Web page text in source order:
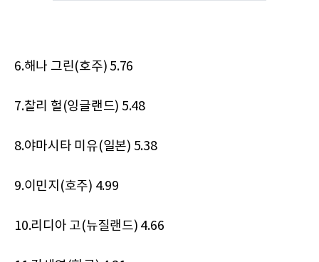
6.해나 그린(호주) 5.76
7.찰리 헐(잉글랜드) 5.48
8.야마시타 미유(일본) 5.38
9.이민지(호주) 4.99
10.리디아 고(뉴질랜드) 4.66